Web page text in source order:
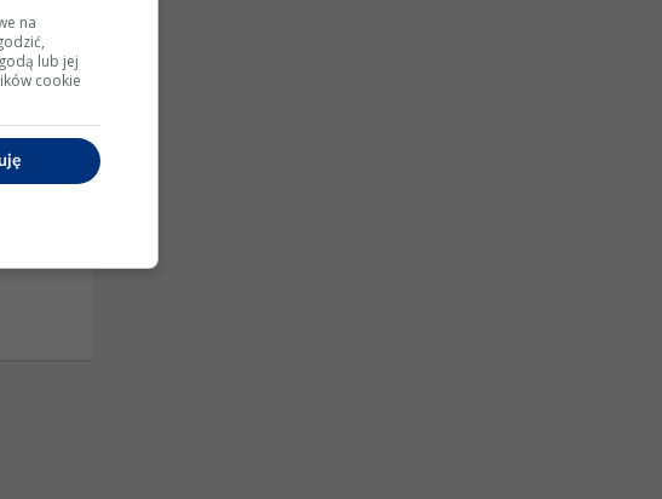
tej
zawór
na
lub jej
cookie